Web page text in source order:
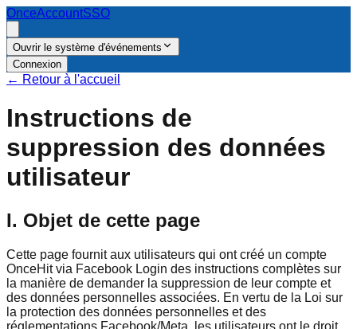
OnceAccountSSO
Ouvrir le système d'événements
Connexion
← Retour à l'accueil
Instructions de
suppression des données
utilisateur
I. Objet de cette page
Cette page fournit aux utilisateurs qui ont créé un compte
OnceHit via Facebook Login des instructions complètes sur
la manière de demander la suppression de leur compte et
des données personnelles associées. En vertu de la Loi sur
la protection des données personnelles et des
réglementations Facebook/Meta, les utilisateurs ont le droit